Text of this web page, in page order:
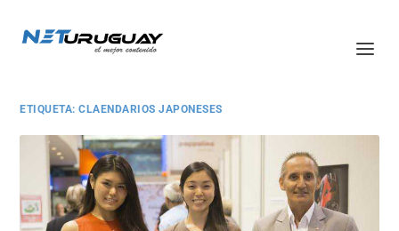
ETIQUETA:CLAENDARIOS JAPONESES